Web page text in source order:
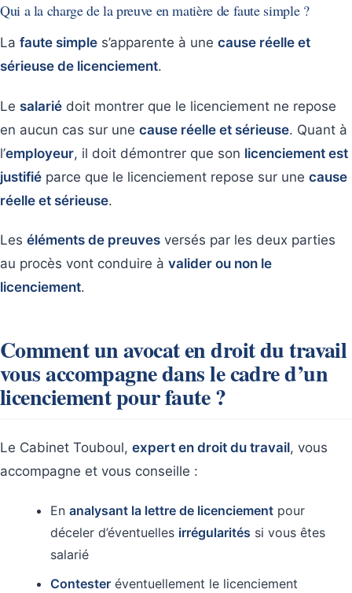
Qui a la charge de la preuve en matière de faute simple ?
La faute simple s’apparente à une cause réelle et
sérieuse de licenciement.
Le salarié doit montrer que le licenciement ne repose
en aucun cas sur une cause réelle et sérieuse. Quant à
l’employeur, il doit démontrer que son licenciement est
justifié parce que le licenciement repose sur une cause
réelle et sérieuse.
Les éléments de preuves versés par les deux parties
au procès vont conduire à valider ou non le
licenciement.
Comment un avocat en droit du travail
vous accompagne dans le cadre d’un
licenciement pour faute ?
Le Cabinet Touboul, expert en droit du travail, vous
accompagne et vous conseille :
En analysant la lettre de licenciement pour
déceler d’éventuelles irrégularités si vous êtes
salarié
Contester éventuellement le licenciement